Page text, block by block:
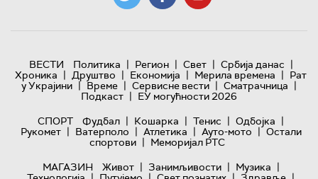
ВЕСТИ Политика | Регион | Свет | Србија данас |
Хроника | Друштво | Економија | Мерила времена | Рат
у Украјини | Време | Сервисне вести | Сматрачница |
Подкаст | ЕУ могућности 2026
СПОРТ
Фудбал | Кошарка | Тенис | Одбојка |
Рукомет | Ватерполо | Атлетика | Ауто-мото | Остали
спортови | Меморијал РТС
МАГАЗИН
Живот | Занимљивости | Музика |